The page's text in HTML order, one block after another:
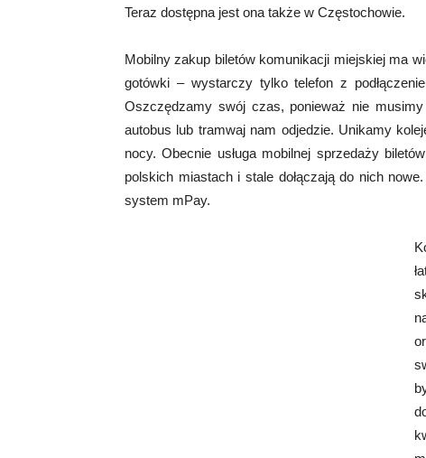
Teraz dostępna jest ona także w Częstochowie.
Mobilny zakup biletów komunikacji miejskiej ma
gotówki – wystarczy tylko telefon z
Oszczędzamy swój czas, ponieważ nie
autobus lub tramwaj nam odjedzie. Unikamy
nocy. Obecnie usługa mobilnej sprzedaży
polskich miastach i stale dołączają do nich
system mPay.